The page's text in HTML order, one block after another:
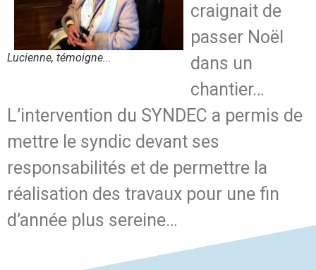
Lucienne, témoigne...
craignait de
passer Noël
dans un
chantier…
L’intervention du SYNDEC a permis de
mettre le syndic devant ses
responsabilités et de permettre la
réalisation des travaux pour une fin
d’année plus sereine…